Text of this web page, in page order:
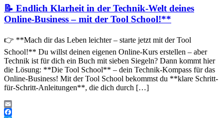
📝 Endlich Klarheit in der Technik-Welt deines
Online-Business – mit der Tool School!**
👉 **Mach dir das Leben leichter – starte jetzt mit der Tool
School!** Du willst deinen eigenen Online-Kurs erstellen – aber
Technik ist für dich ein Buch mit sieben Siegeln? Dann kommt hier
die Lösung: **Die Tool School** – dein Technik-Kompass für das
Online-Business! Mit der Tool School bekommst du **klare Schritt-
für-Schritt-Anleitungen**, die dich durch […]
Email